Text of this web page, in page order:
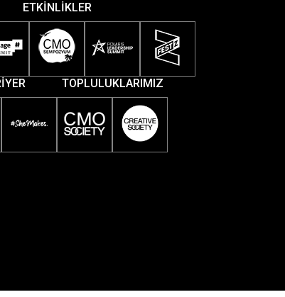
ETKİNLİKLER
TOPLULUKLARIMIZ